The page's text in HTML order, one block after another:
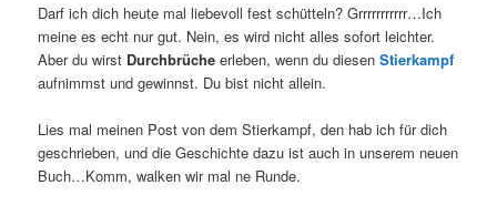
Darf ich dich heute mal liebevoll fest schütteln? Grrrrrrrrrrr…Ich
meine es echt nur gut. Nein, es wird nicht alles sofort leichter.
Aber du wirst Durchbrüche erleben, wenn du diesenStierkampf
aufnimmst und gewinnst. Du bist nicht allein.
Lies mal meinen Post von dem Stierkampf, den hab ich für dich
geschrieben, und die Geschichte dazu ist auch in unserem neuen
Buch…Komm, walken wir mal ne Runde.